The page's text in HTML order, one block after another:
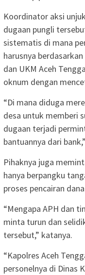
Koordinator aksi
dugaan pungli
sistematis di mana
harusnya
dan UKM Aceh
oknum dengan
“Di mana diduga
desa untuk memberi
dugaan terjadi
bantuannya dari
Pihaknya juga
hanya berpangku
proses pencairan
“Mengapa APH dan
minta turun dan
tersebut,” katanya.
“Kapolres Aceh
personelnya di Dinas